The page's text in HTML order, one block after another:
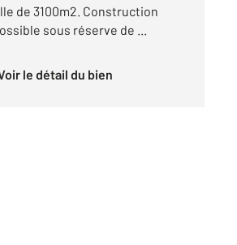
de 3100m2. Construction
sous réserve de ...
Voir le détail du bien